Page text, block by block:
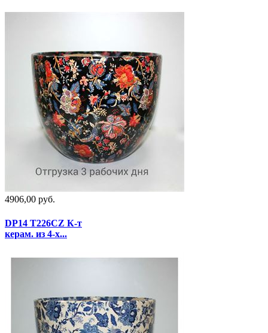
4906,00 руб.
DP14 T226CZ К-т
керам. из 4-х...